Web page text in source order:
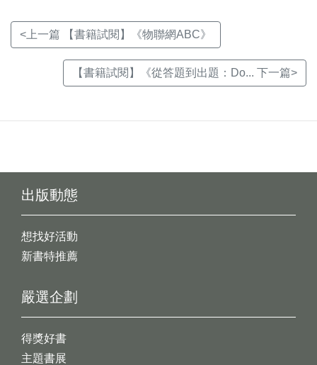
<上一篇 【書籍試閱】《物聯網ABC》
【書籍試閱】《從答題到出題：Do... 下一篇>
出版動態
想找好活動
新書特推薦
嚴選企劃
得獎好書
主題書展